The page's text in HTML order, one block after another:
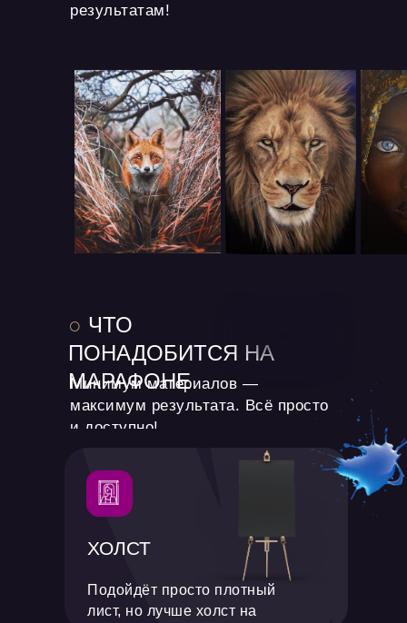
результатам!
Минимум материалов —
максимум результата. Всё просто
и доступно!
○ ЧТО
ПОНАДОБИТСЯ НА
МАРАФОНЕ
Подойдёт просто плотный
лист, но лучше холст на
ХОЛСТ